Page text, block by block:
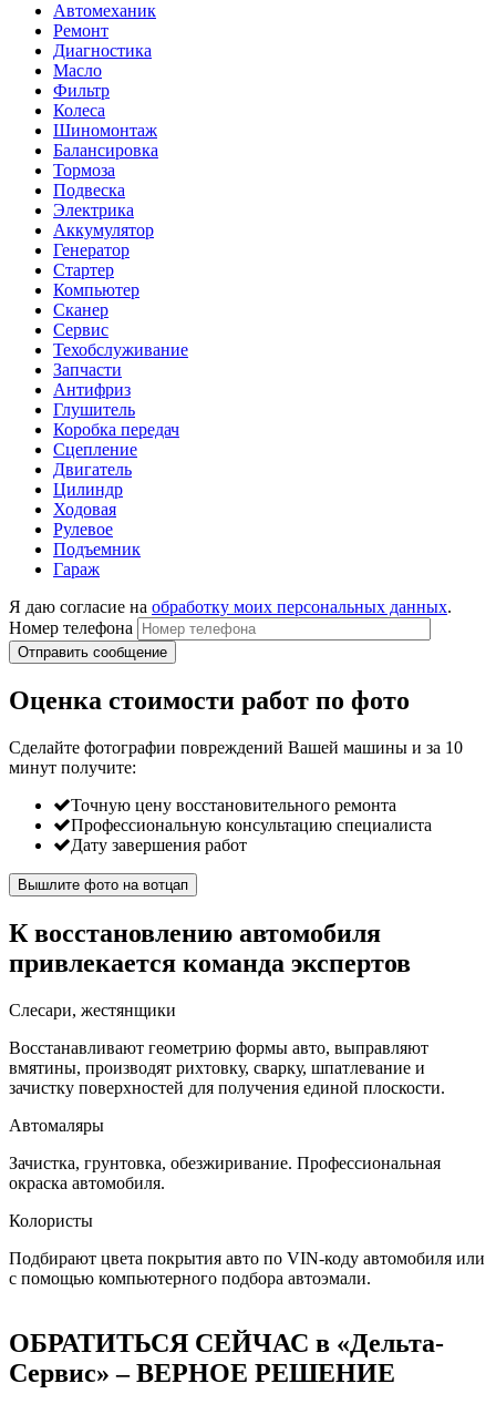
Автомеханик
Ремонт
Диагностика
Масло
Фильтр
Колеса
Шиномонтаж
Балансировка
Тормоза
Подвеска
Электрика
Аккумулятор
Генератор
Стартер
Компьютер
Сканер
Сервис
Техобслуживание
Запчасти
Антифриз
Глушитель
Коробка передач
Сцепление
Двигатель
Цилиндр
Ходовая
Рулевое
Подъемник
Гараж
Я даю согласие на обработку моих персональных данных.
Номер телефона
Оценка стоимости работ по фото
Сделайте фотографии повреждений Вашей машины и за 10
минут получите:
Точную цену восстановительного ремонта
Профессиональную консультацию специалиста
Дату завершения работ
Вышлите фото на вотцап
К восстановлению автомобиля
привлекается команда экспертов
Слесари, жестянщики
Восстанавливают геометрию формы авто, выправляют
вмятины, производят рихтовку, сварку, шпатлевание и
зачистку поверхностей для получения единой плоскости.
Автомаляры
Зачистка, грунтовка, обезжиривание. Профессиональная
окраска автомобиля.
Колористы
Подбирают цвета покрытия авто по VIN-коду автомобиля или
с помощью компьютерного подбора автоэмали.
ОБРАТИТЬСЯ СЕЙЧАС в «Дельта-
Сервис» – ВЕРНОЕ РЕШЕНИЕ